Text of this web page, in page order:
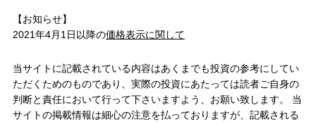
【お知らせ】
2021年4月1日以降の価格表示に関して
当サイトに記載されている内容はあくまでも投資の参考にしてい
ただくためのものであり、実際の投資にあたっては読者ご自身の
判断と責任において行って下さいますよう、お願い致します。 当
サイトの掲載情報は細心の注意を払っておりますが、記載される